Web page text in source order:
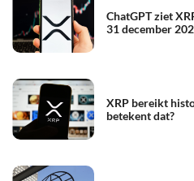
ChatGPT ziet
31 december
XRP bereikt
betekent dat?